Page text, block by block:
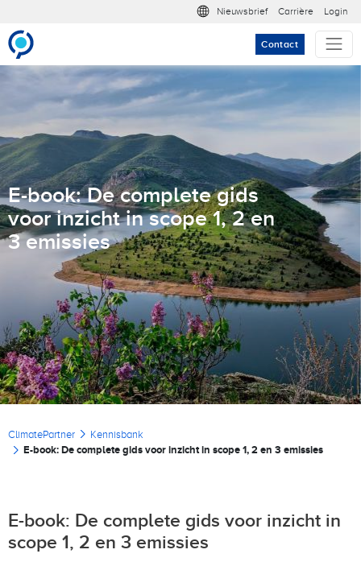
Meta nav
Nieuwsbrief Carrière Login
Contact
E-book: De complete gids
voor inzicht in scope 1, 2 en
3 emissies
Kruimelpad
ClimatePartner Kennisbank
E-book: De complete gids voor inzicht in scope 1, 2 en 3 emissies
E-book: De complete gids voor inzicht in
scope 1, 2 en 3 emissies